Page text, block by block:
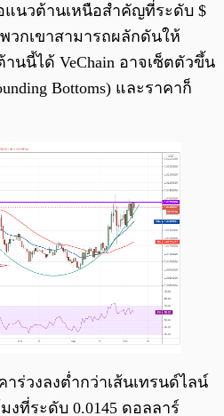
แนวต้านเหนือสำคัญที่ระดับ $
วกเขาสามารถผลักดันให้
นนี้ได้ VeChain อาจเซ็ตตัวขึ้น
Bottoms) และราคาก็
ร่วงลงต่ำกว่าเส้นเทรนด์ไลน์
งที่ระดับ 0.0145 ดอลลาร์